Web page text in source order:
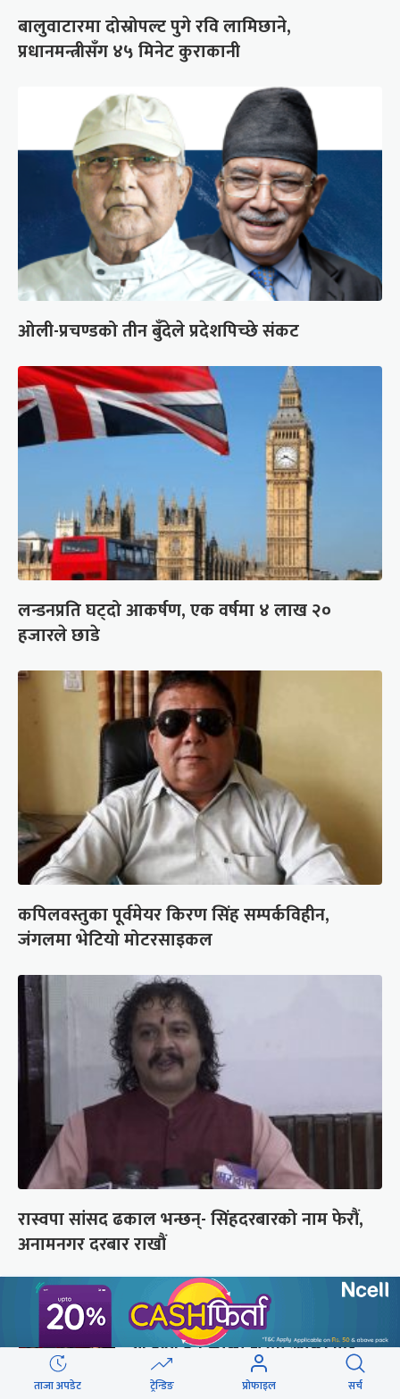
बालुवाटारमा दोस्रोपल्ट पुगे रवि लामिछाने,
प्रधानमन्त्रीसँग ४५ मिनेट कुराकानी
ओली-प्रचण्डको तीन बुँदेले प्रदेशपिच्छे संकट
लन्डनप्रति घट्दो आकर्षण, एक वर्षमा ४ लाख २०
हजारले छाडे
कपिलवस्तुका पूर्वमेयर किरण सिंह सम्पर्कविहीन,
जंगलमा भेटियो मोटरसाइकल
रास्वपा सांसद ढकाल भन्छन्- सिंहदरबारको नाम फेरौं,
अनामनगर दरबार राखौं
छुटाउनुभयो कि ?
यी दृश्य हेर्न कालो चस्मा खोल्नै पर्छ
ताजा अपडेट ट्रेन्डिङ प्रोफाइल सर्च